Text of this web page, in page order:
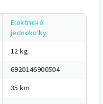
Elektrické
jednokolky
12 kg
6920146900504
35 km